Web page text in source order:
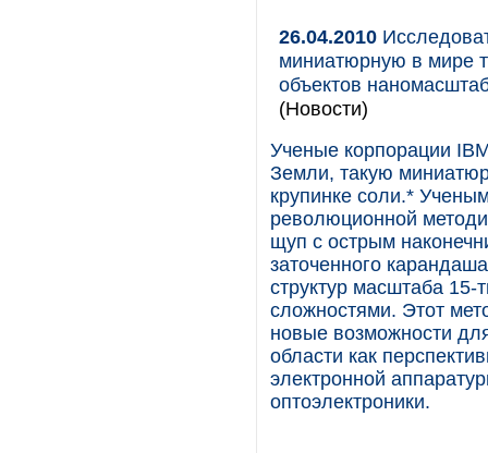
26.04.2010
миниатюрную в мире
объектов
(Новости)
Ученые корпорации
Земли, такую
крупинке соли.*
революционной
щуп с острым
заточенного
структур масштаба
сложностями. Этот
новые возможности
области как
электронной
оптоэлектроники.